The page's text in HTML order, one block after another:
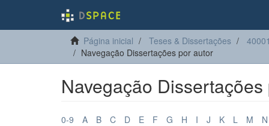
Página inicial Teses & Dissertações
Navegação Dissertações por autor
Navegação
0-9 A B C D E F G H I J K L M N